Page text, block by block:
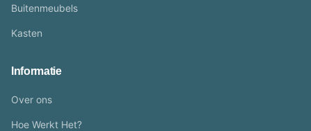
Buitenmeubels
Kasten
Informatie
Over ons
Hoe Werkt Het?